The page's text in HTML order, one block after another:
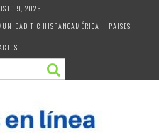
9, 2026
TIC HISPANOAMÉRICA
PAISES